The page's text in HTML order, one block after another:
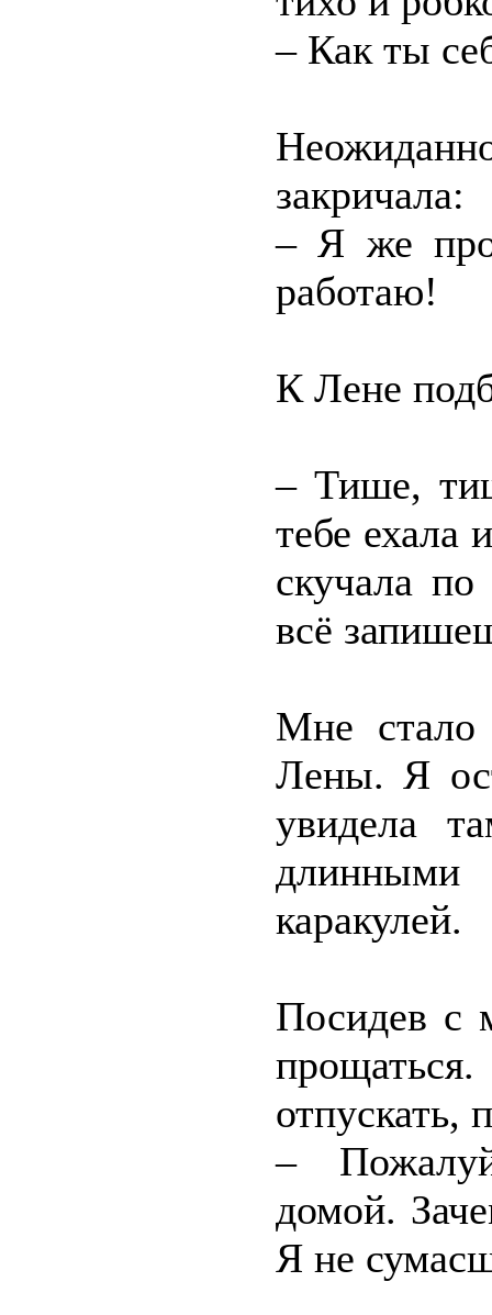
– Как ты
закричала:
– Я же
работаю!
К Лене
– Тише,
тебе ехала
скучала
всё
Мне стало
Лены. Я
увидела
каракулей.
Посидев с
отпускать,
–
домой.
Я не